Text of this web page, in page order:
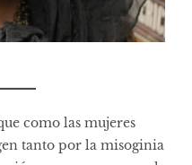
como las mujeres
tanto por la misoginia